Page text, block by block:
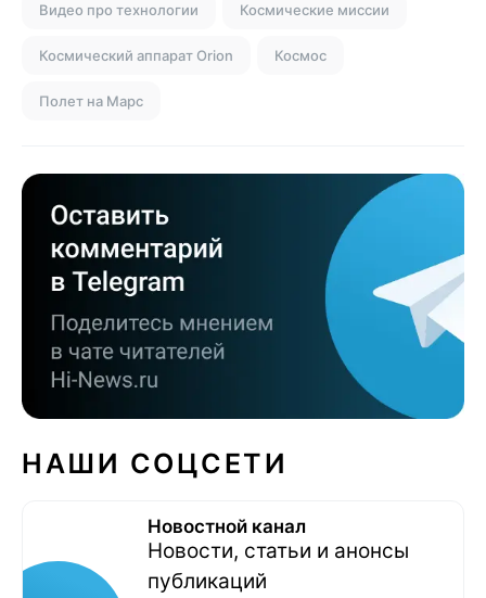
Видео про технологии Космические миссии
Космический аппарат Orion Космос
Полет на Марс
НАШИ СОЦСЕТИ
Новостной канал
Новости, статьи и анонсы
публикаций